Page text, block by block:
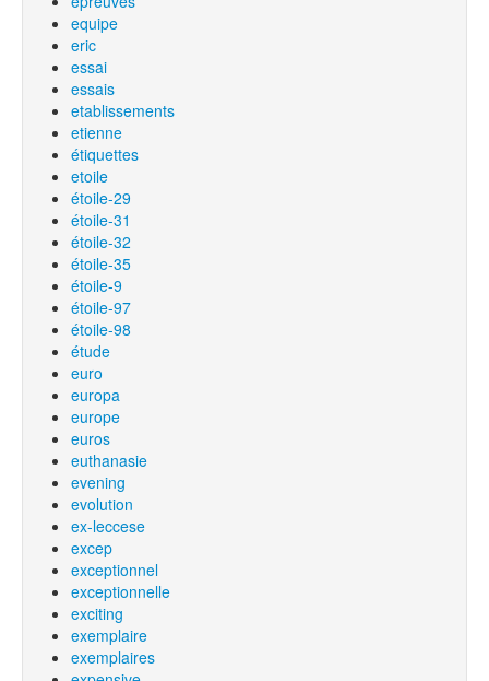
equipe
eric
essai
essais
etablissements
etienne
étiquettes
etoile
étoile-29
étoile-31
étoile-32
étoile-35
étoile-9
étoile-97
étoile-98
étude
euro
europa
europe
euros
euthanasie
evening
evolution
ex-leccese
excep
exceptionnel
exceptionnelle
exciting
exemplaire
exemplaires